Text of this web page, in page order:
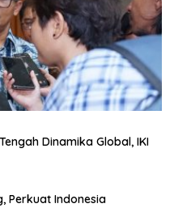
Dinamika Global, IKI
Perkuat Indonesia